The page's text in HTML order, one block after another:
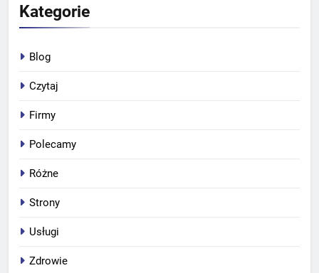
Kategorie
Blog
Czytaj
Firmy
Polecamy
Różne
Strony
Usługi
Zdrowie